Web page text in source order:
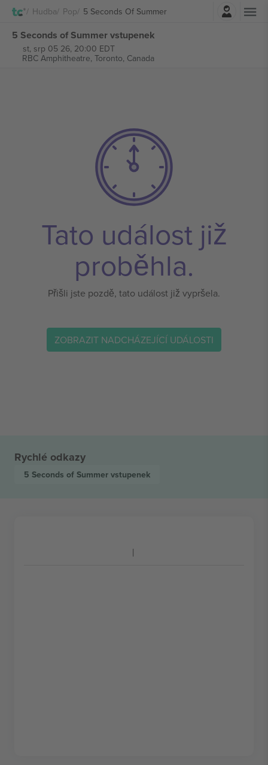
Hudba Pop 5 Seconds Of Summer
Přihlásit se
5 Seconds of Summer vstupenek
st, srp 05 26, 20:00 EDT
RBC Amphitheatre, Toronto, Canada
Tato událost již
proběhla.
Přišli jste pozdě, tato událost již vypršela.
ZOBRAZIT NADCHÁZEJÍCÍ UDÁLOSTI
Rychlé odkazy
5 Seconds of Summer vstupenek